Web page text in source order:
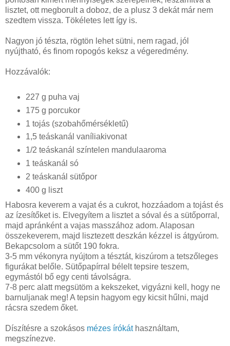
lisztet, ott megborult a doboz, de a plusz 3 dekát már nem
szedtem vissza. Tökéletes lett így is.
Nagyon jó tészta, rögtön lehet sütni, nem ragad, jól
nyújtható, és finom ropogós keksz a végeredmény.
Hozzávalók:
227 g puha vaj
175 g porcukor
1 tojás (szobahőmérsékletű)
1,5 teáskanál vaníliakivonat
1/2 teáskanál színtelen mandulaaroma
1 teáskanál só
2 teáskanál sütőpor
400 g liszt
Habosra keverem a vajat és a cukrot, hozzáadom a tojást és
az ízesítőket is. Elvegyítem a lisztet a sóval és a sütőporral,
majd apránként a vajas masszához adom. Alaposan
összekeverem, majd lisztezett deszkán kézzel is átgyúrom.
Bekapcsolom a sütőt 190 fokra.
3-5 mm vékonyra nyújtom a tésztát, kiszúrom a tetszőleges
figurákat belőle. Sütőpapírral bélelt tepsire teszem,
egymástól bő egy centi távolságra.
7-8 perc alatt megsütöm a kekszeket, vigyázni kell, hogy ne
barnuljanak meg! A tepsin hagyom egy kicsit hűlni, majd
rácsra szedem őket.
Díszítésre a szokásos mézes írókát használtam,
megszínezve.